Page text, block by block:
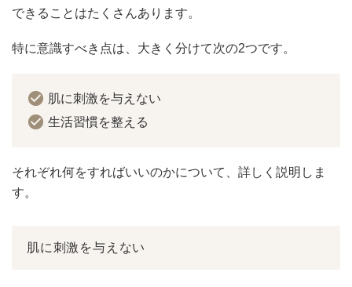
できることはたくさんあります。
特に意識すべき点は、大きく分けて次の2つです。
肌に刺激を与えない
生活習慣を整える
それぞれ何をすればいいのかについて、詳しく説明しま
す。
肌に刺激を与えない